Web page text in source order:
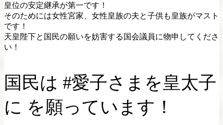
皇位の安定継承が第一です！
そのためには女性宮家、女性皇族の夫と子供も皇族がマスト
です！
天皇陛下と国民の願いを妨害する国会議員に物申してくださ
い！
国民は #愛子さまを皇太子
に を願っています！